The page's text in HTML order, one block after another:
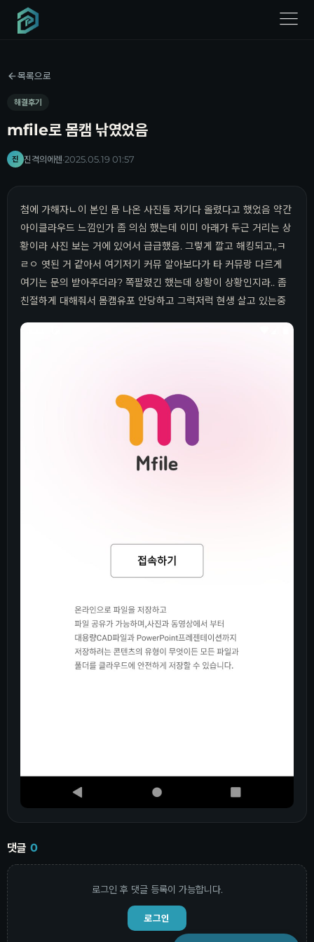
menu
목록으로
해결후기
mfile로 몸캠 낚였었음
진 진격의에렌·2025.05.19 01:57
첨에 가해자ㄴ이 본인 몸 나온 사진들 저기다 올렸다고 했었음 약간
아이클라우드 느낌인가 좀 의심 했는데 이미 아래가 두근 거리는 상
황이라 사진 보는 거에 있어서 급급했음. 그렇게 깔고 해킹되고,,ㅋ
ㄹㅇ 엿된 거 같아서 여기저기 커뮤 알아보다가 타 커뮤랑 다르게
여기는 문의 받아주더라? 쪽팔렸긴 했는데 상황이 상황인지라.. 좀
친절하게 대해줘서 몸캠유포 안당하고 그럭저럭 현생 살고 있는중
댓글 0
로그인 후 댓글 등록이 가능합니다.
로그인